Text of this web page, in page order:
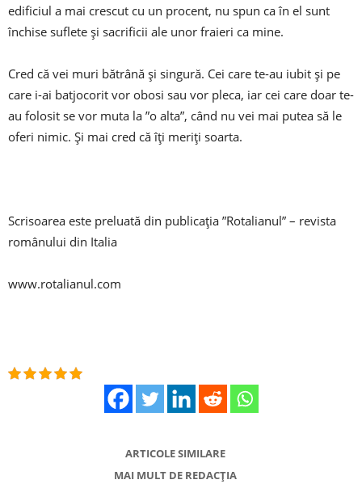
edificiul a mai crescut cu un procent, nu spun ca în el sunt
închise suflete și sacrificii ale unor fraieri ca mine.
Cred că vei muri bătrână și singură. Cei care te-au iubit și pe
care i-ai batjocorit vor obosi sau vor pleca, iar cei care doar te-
au folosit se vor muta la ”o alta”, când nu vei mai putea să le
oferi nimic. Și mai cred că îți meriți soarta.
Scrisoarea este preluată din publicația ”Rotalianul” – revista
românului din Italia
www.rotalianul.com
ARTICOLE SIMILARE
MAI MULT DE REDACȚIA